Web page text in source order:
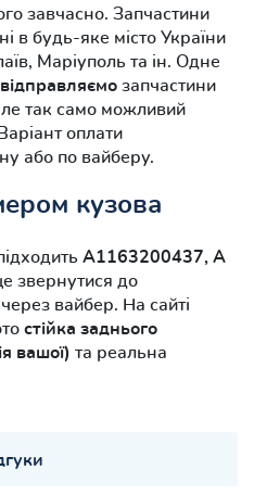
завчасно. Запчастини
в будь-яке місто України
Маріуполь та ін. Одне
запчастини
так само можливий
оплати
або по вайберу.
кузова
A1163200437, A
звернутися до
вайбер. На сайті
стійка заднього
вашої) та реальна